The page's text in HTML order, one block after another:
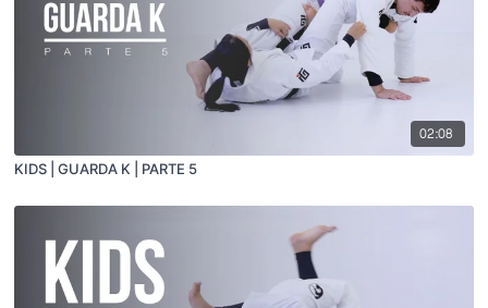
02:08
KIDS | GUARDA K | PARTE 5